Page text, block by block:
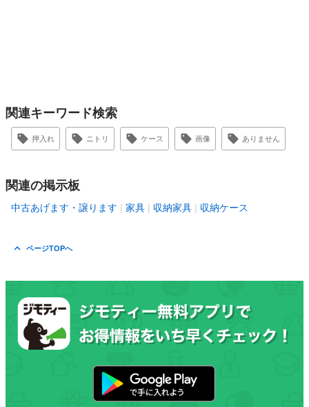
関連キーワード検索
押入れ ニトリ ケース 画像 ありません
関連の掲示板
中古あげます・譲ります 家具 収納家具 収納ケース
ページTOPへ